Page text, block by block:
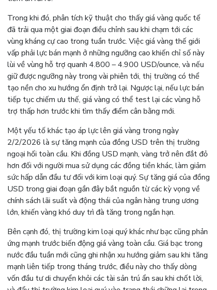
Trong khi đó, phân tích kỹ thuật cho thấy giá vàng quốc tế
đã trải qua một giai đoạn điều chỉnh sau khi chạm tới các
vùng kháng cự cao trong tuần trước. Việc giá vàng thế giới
vấp phải lực bán mạnh ở những ngưỡng cao khiến chỉ số này
lùi về vùng hỗ trợ quanh 4.800 – 4.900 USD/ounce, và nếu
giữ được ngưỡng này trong vài phiên tới, thị trường có thể
tạo nền cho xu hướng ổn định trở lại. Ngược lại, nếu lực bán
tiếp tục chiếm ưu thế, giá vàng có thể test lại các vùng hỗ
trợ thấp hơn trước khi tìm thấy điểm cân bằng mới.
Một yếu tố khác tạo áp lực lên giá vàng trong ngày
2/2/2026 là sự tăng mạnh của đồng USD trên thị trường
ngoại hối toàn cầu. Khi đồng USD mạnh, vàng trở nên đắt đỏ
hơn đối với người mua sử dụng các đồng tiền khác, làm giảm
sức hấp dẫn đầu tư đối với kim loại quý. Sự tăng giá của đồng
USD trong giai đoạn gần đây bắt nguồn từ các kỳ vọng về
chính sách lãi suất và động thái của ngân hàng trung ương
lớn, khiến vàng khó duy trì đà tăng trong ngắn hạn.
Bên cạnh đó, thị trường kim loại quý khác như bạc cũng phản
ứng mạnh trước biến động giá vàng toàn cầu. Giá bạc trong
nước đầu tuần mới cũng ghi nhận xu hướng giảm sau khi tăng
mạnh liên tiếp trong tháng trước, điều này cho thấy dòng
vốn đầu tư di chuyển khỏi các tài sản trú ẩn sau khi chốt lời,